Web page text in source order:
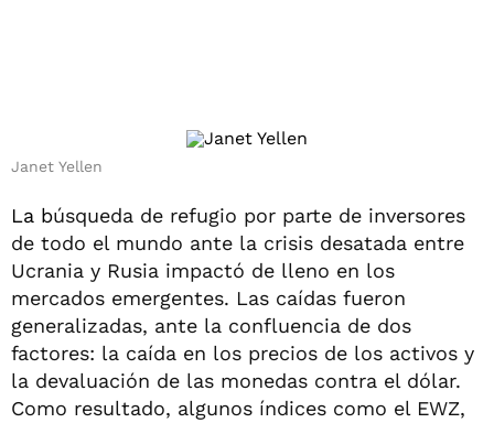
Janet Yellen
La búsqueda de refugio por parte de inversores
de todo el mundo ante la crisis desatada entre
Ucrania y Rusia impactó de lleno en los
mercados emergentes. Las caídas fueron
generalizadas, ante la confluencia de dos
factores: la caída en los precios de los activos y
la devaluación de las monedas contra el dólar.
Como resultado, algunos índices como el EWZ,